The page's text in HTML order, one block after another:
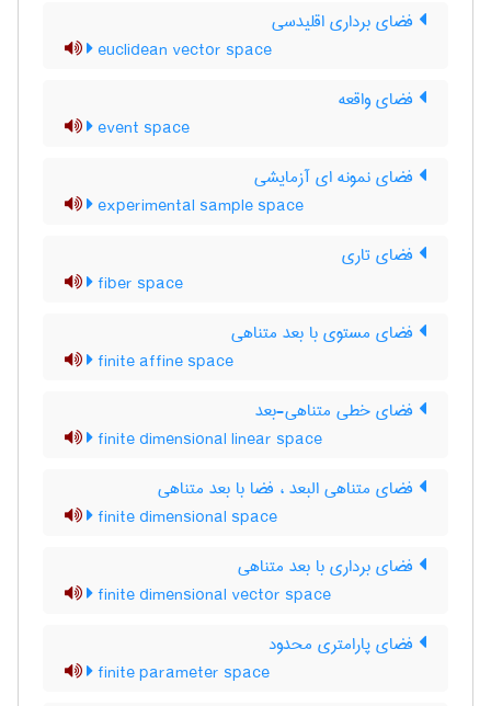
فضای برداری اقلیدسی
euclidean vector space
فضای واقعه
event space
فضای نمونه ای آزمایشی
experimental sample space
فضای تاری
fiber space
فضای مستوی با بعد متناهی
finite affine space
فضای خطی متناهی-بعد
finite dimensional linear space
فضای متناهی البعد ، فضا با بعد متناهی
finite dimensional space
فضای برداری با بعد متناهی
finite dimensional vector space
فضای پارامتری محدود
finite parameter space